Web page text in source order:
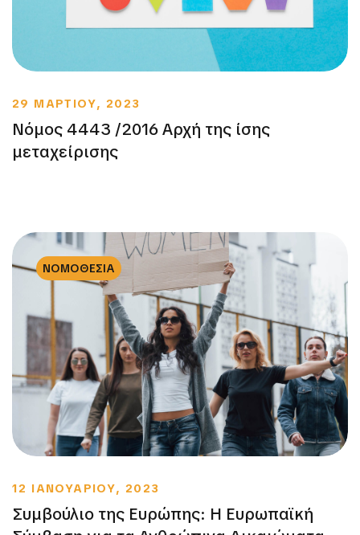
29 ΜΑΡΤΙΟΥ, 2023
Νόμος 4443 /2016 Αρχή της ίσης
μεταχείρισης
ΝΟΜΟΘΕΣΙΑ
12 ΙΑΝΟΥΑΡΙΟΥ, 2023
Συμβούλιο της Ευρώπης: Η Ευρωπαϊκή